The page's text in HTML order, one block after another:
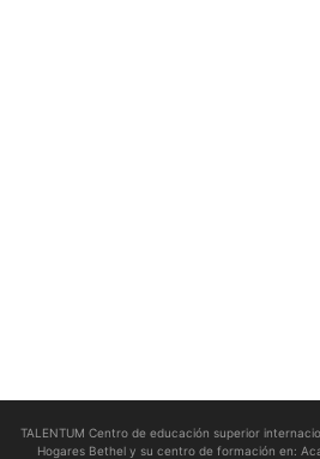
TALENTUM Centro de educación superior
Hogares Bethel y su centro de formación en: